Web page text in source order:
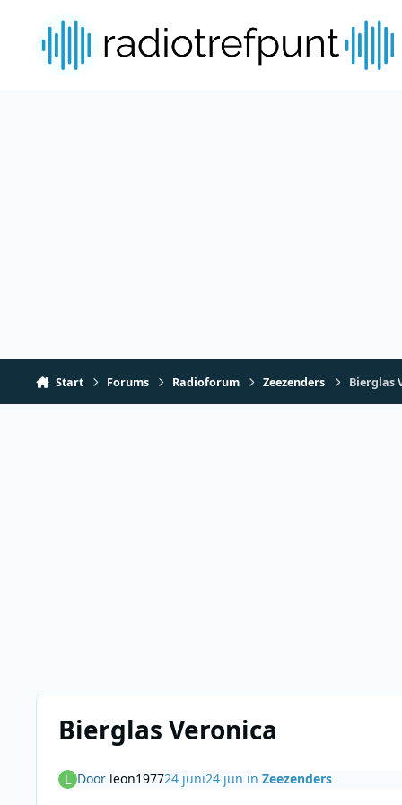
Start Forums Radioforum Zeezenders Bierglas
Bierglas Veronica
Door leon197724 juni24 jun in Zeezenders